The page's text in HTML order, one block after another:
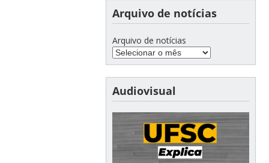
Arquivo de notícias
Arquivo de notícias
Audiovisual